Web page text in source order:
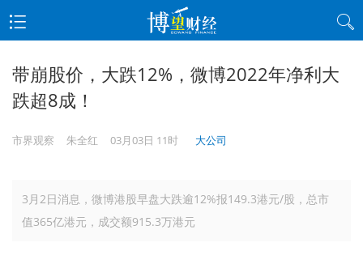
带崩股价，大跌12%，微博2022年净利大
跌超8成！
市界观察 朱全红 03月03日 11时 大公司
3月2日消息，微博港股早盘大跌逾12%报149.3港元/股，总市
值365亿港元，成交额915.3万港元